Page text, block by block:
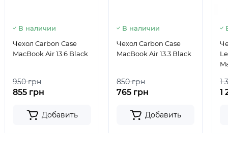
В наличии
Чехол Carbon Case
MacBook Air 13.6 Black
950 грн
855 грн
Добавить
В наличии
Чехол Carbon Case
MacBook Air 13.3 Black
850 грн
765 грн
Добавить
1
1